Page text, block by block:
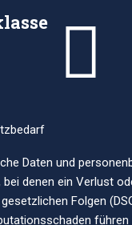
Daten und
denen ein Verlust
Folgen
führen